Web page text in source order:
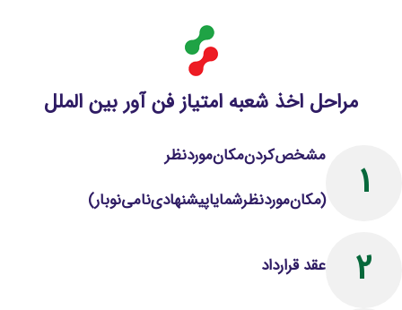
مراحل اخذ شعبه امتیاز فن آور بین الملل
1
مشخص‌کردن‌مکان‌مورد‌نظر‌
(مکان‌مورد‌نظر‌شما‌یا‌پیشنهادی‌نامی‌نو‌بار)
2 عقد قرارداد